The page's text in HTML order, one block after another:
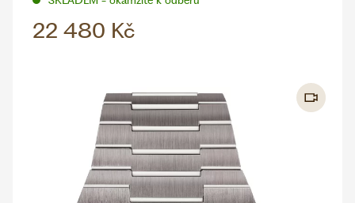
22 480 Kč